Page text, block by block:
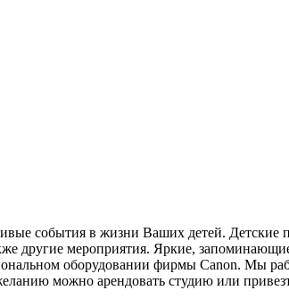
события в жизни Ваших детей.
другие мероприятия. Яркие,
оборудовании фирмы Canon. Мы
можно арендовать студию или